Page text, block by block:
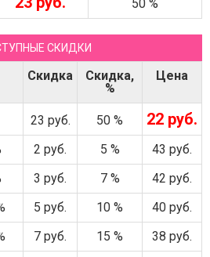
50 %
СКИДКИ
Скидка
Скидка,
%
Цена
23 руб. 50 % 22 руб.
2 руб. 5 %
43 руб.
3 руб. 7 %
42 руб.
5 руб. 10 %
40 руб.
7 руб. 15 %
38 руб.